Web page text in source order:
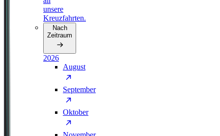
unsere
Kreuzfahrten.
Nach
Zeitraum
2026
August
September
Oktober